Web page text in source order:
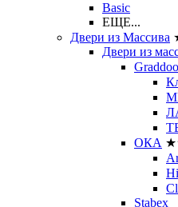
Basic
ЕЩЕ...
Двери из Массива
Двери из
ОКА
Stabex